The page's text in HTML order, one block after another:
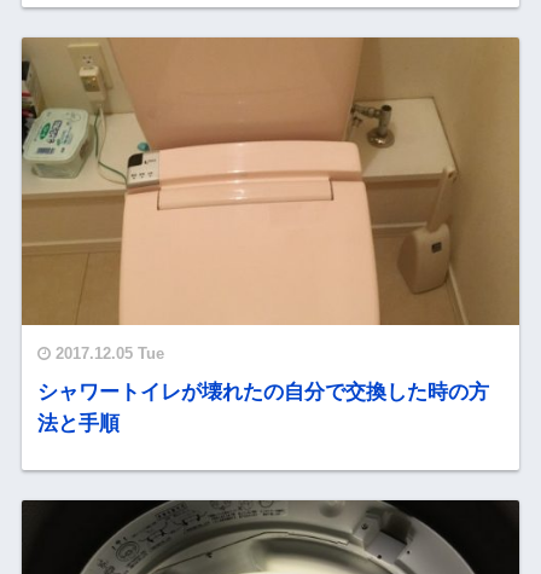
2017.12.05 Tue
シャワートイレが壊れたの自分で交換した時の方
法と手順